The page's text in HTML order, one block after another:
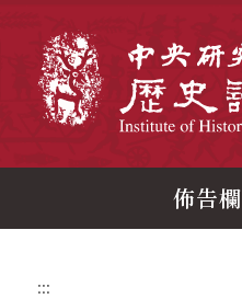
佈告欄
:::